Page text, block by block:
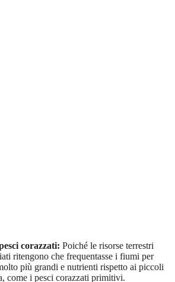
corazzati: Poiché le risorse terrestri
ritengono che frequentasse i fiumi per
più grandi e nutrienti rispetto ai piccoli
come i pesci corazzati primitivi.